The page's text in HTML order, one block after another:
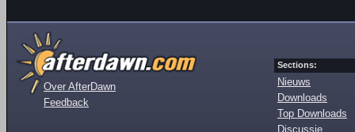
Over AfterDawn
Feedback
Sections:
Nieuws
Downloads
Top Downloads
Discussie